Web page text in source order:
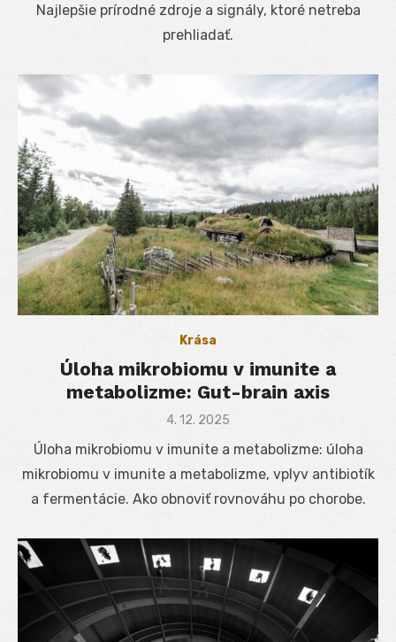
Najlepšie prírodné zdroje a signály, ktoré netreba
prehliadať.
Krása
Úloha mikrobiomu v imunite a
metabolizme: Gut-brain axis
Posted
4. 12. 2025
Úloha mikrobiomu v imunite a metabolizme: úloha
mikrobiomu v imunite a metabolizme, vplyv antibiotík
a fermentácie. Ako obnoviť rovnováhu po chorobe.